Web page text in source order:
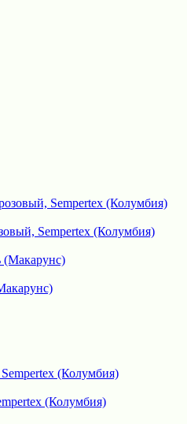
Sempertex (Колумбия)
(Колумбия)